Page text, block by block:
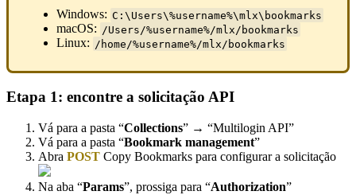
Windows: C:\Users\%username%\mlx\bookmarks
macOS: /Users/%username%/mlx/bookmarks
Linux: /home/%username%/mlx/bookmarks
Etapa 1: encontre a solicitação API
Vá para a pasta “Collections” → “Multilogin API”
Vá para a pasta “Bookmark management”
Abra POST Copy Bookmarks para configurar a solicitação
Na aba “Params”, prossiga para “Authorization”